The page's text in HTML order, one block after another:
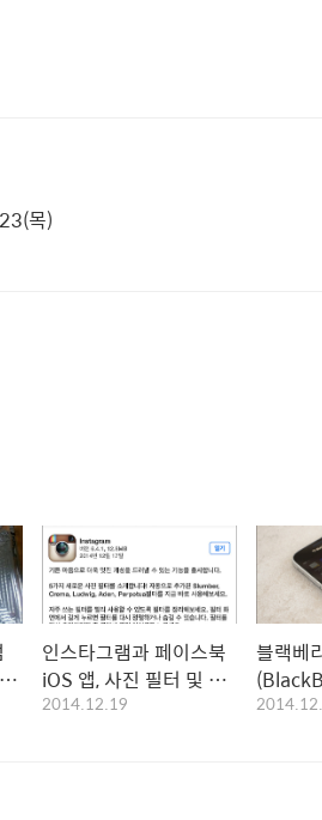
목)
인스타그램과 페이스북
iOS 앱, 사진 필터 및 보
정효과 추가
2014.12.19
블랙베
개